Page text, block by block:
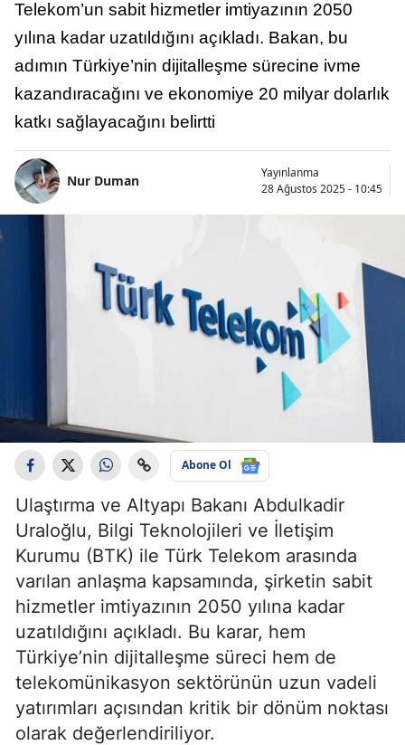
Telekom’un sabit hizmetler imtiyazının 2050
yılına kadar uzatıldığını açıkladı. Bakan, bu
adımın Türkiye’nin dijitalleşme sürecine ivme
kazandıracağını ve ekonomiye 20 milyar dolarlık
katkı sağlayacağını belirtti
Nur Duman
Yayınlanma
28 Ağustos 2025 - 10:45
Abone Ol
Ulaştırma ve Altyapı Bakanı Abdulkadir
Uraloğlu, Bilgi Teknolojileri ve İletişim
Kurumu (BTK) ile Türk Telekom arasında
varılan anlaşma kapsamında, şirketin sabit
hizmetler imtiyazının 2050 yılına kadar
uzatıldığını açıkladı. Bu karar, hem
Türkiye’nin dijitalleşme süreci hem de
telekomünikasyon sektörünün uzun vadeli
yatırımları açısından kritik bir dönüm noktası
olarak değerlendiriliyor.